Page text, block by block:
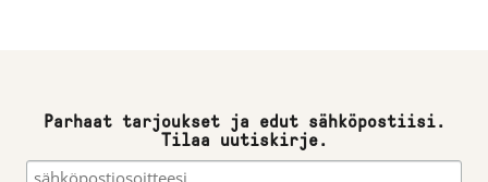
Parhaat tarjoukset ja edut sähköpostiisi.
Tilaa uutiskirje.